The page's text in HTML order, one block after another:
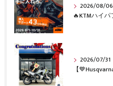
2026/08/06
2026/07/31